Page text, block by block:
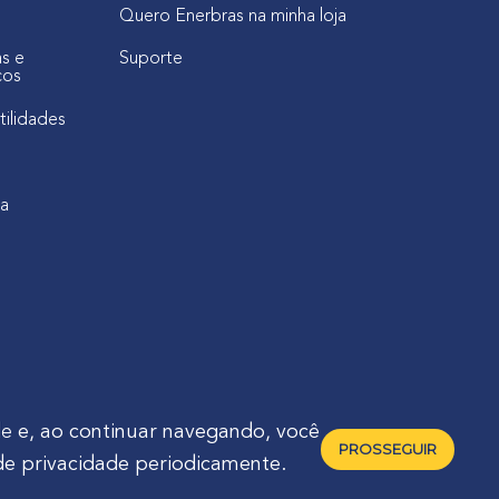
e
Quero Enerbras na minha loja
Suporte
- Brasil 🇧🇷
e, ao continuar navegando, você
privacidade periodicamente.
PROSSEGUIR